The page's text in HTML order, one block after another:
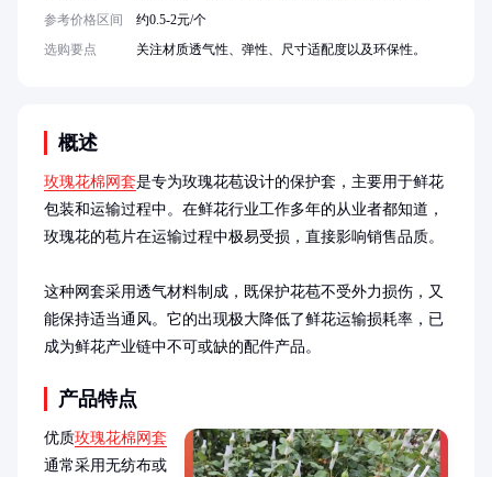
概述
玫瑰花棉网套是专为玫瑰花苞设计的保护套，主要用于鲜花
包装和运输过程中。在鲜花行业工作多年的从业者都知道，
玫瑰花的苞片在运输过程中极易受损，直接影响销售品质。
这种网套采用透气材料制成，既保护花苞不受外力损伤，又
能保持适当通风。它的出现极大降低了鲜花运输损耗率，已
成为鲜花产业链中不可或缺的配件产品。
产品特点
优质玫瑰花棉网套
通常采用无纺布或
参考价格区间
约0.5-2元/个
选购要点
关注材质透气性、弹性、尺寸适配度以及环保性。